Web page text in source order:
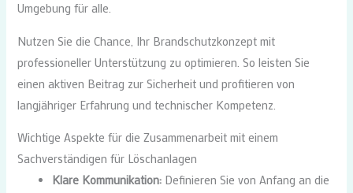
Umgebung für alle.
Nutzen Sie die Chance, Ihr Brandschutzkonzept mit
professioneller Unterstützung zu optimieren. So leisten Sie
einen aktiven Beitrag zur Sicherheit und profitieren von
langjähriger Erfahrung und technischer Kompetenz.
Wichtige Aspekte für die Zusammenarbeit mit einem
Sachverständigen für Löschanlagen
Klare Kommunikation: Definieren Sie von Anfang an die